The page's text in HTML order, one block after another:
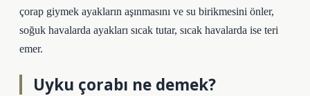
çorap giymek ayakların aşınmasını ve su birikmesini önler,
soğuk havalarda ayakları sıcak tutar, sıcak havalarda ise teri
emer.
Uyku çorabı ne demek?